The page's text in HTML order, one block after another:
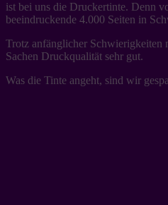
ist bei uns die Druckertinte. Denn
beeindruckende 4.000 Seiten in
Trotz anfänglicher Schwierigkeiten
Sachen Druckqualität sehr gut.
Was die Tinte angeht, sind wir